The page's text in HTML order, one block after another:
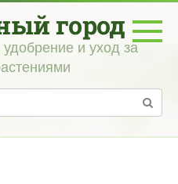
город
и уход за